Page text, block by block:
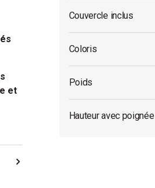
Couvercle inclus
Coloris
Poids
Hauteur avec poignée
et